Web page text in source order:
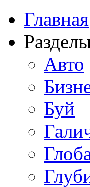
Главная
Авто
Буй